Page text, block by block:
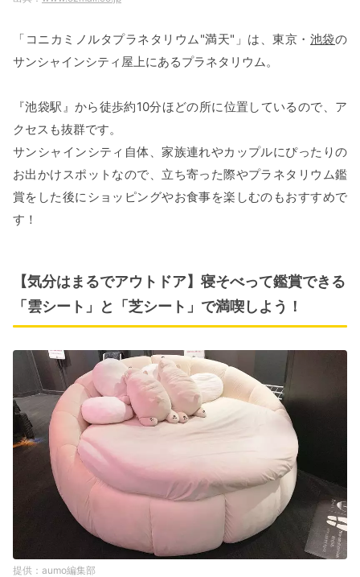
「コニカミノルタプラネタリウム"満天"」は、東京・ 池袋の
サンシャインシティ屋上にあるプラネタリウム。
『池袋駅』から徒歩約10分ほどの所に位置しているので、ア
クセスも抜群です。
サンシャインシティ自体、家族連れやカップルにぴったりの
お出かけスポットなので、立ち寄った際やプラネタリウム鑑
賞をした後にショッピングやお食事を楽しむのもおすすめで
す！
【気分はまるでアウトドア】寝そべって鑑賞できる
「雲シート」と「芝シート」で満喫しよう！
aumo編集部